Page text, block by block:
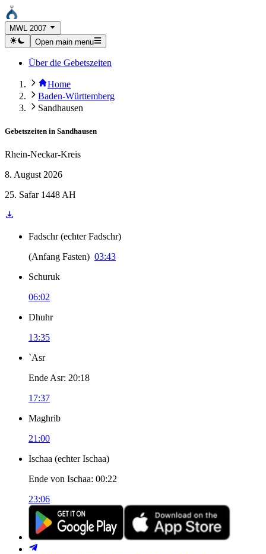
MWL 2007
Open main menu
Über die Gebetszeiten
Home
Baden-Württemberg
Sandhausen
Gebetszeiten in Sandhausen
Rhein-Neckar-Kreis
8. August 2026
25. Safar 1448 AH
Fadschr (echter Fadschr)
(Anfang Fasten) 03:43
Schuruk
06:02
Dhuhr
13:35
`Asr
Ende Asr: 20:18
17:37
Maghrib
21:00
Ischaa (echter Ischaa)
Ende von Ischaa: 00:22
23:06